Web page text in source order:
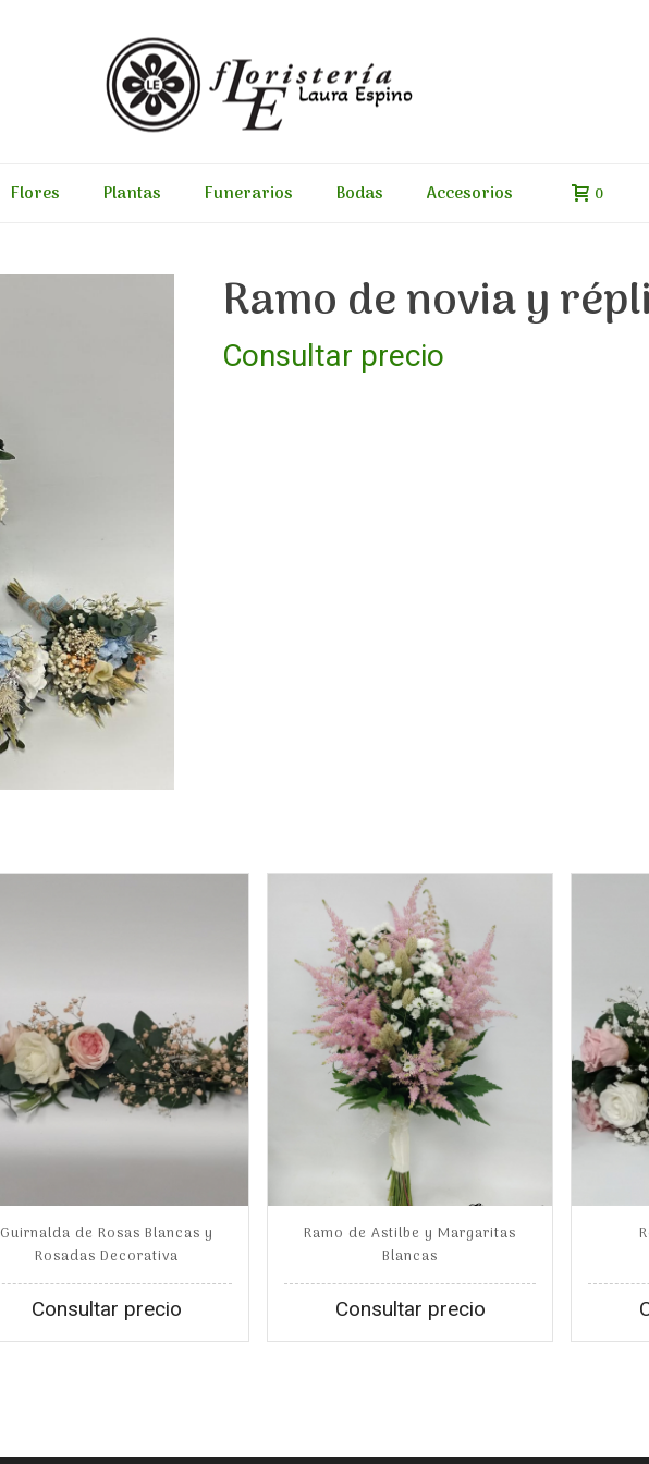
Flores Plantas Funerarios Bodas Accesorios 0
Ramo de novia y
Consultar precio
Guirnalda de Rosas Blancas y
Rosadas Decorativa
Consultar precio
Ramo de Astilbe y Margaritas
Blancas
Consultar precio